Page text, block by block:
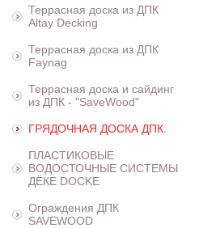
Террасная доска из ДПК
Altay Decking
Террасная доска из ДПК
Faynag
Террасная доска и сайдинг
из ДПК - "SaveWood"
ГРЯДОЧНАЯ ДОСКА ДПК.
ПЛАСТИКОВЫЕ
ВОДОСТОЧНЫЕ СИСТЕМЫ
ДЁКЕ DOCKE
Ограждения ДПК
SAVEWOOD